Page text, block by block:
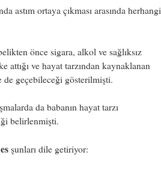
astım ortaya çıkması arasında herhangi
önce sigara, alkol ve sağlıksız
attığı ve hayat tarzından kaynaklanan
geçebileceği gösterilmişti.
da babanın hayat tarzı
belirlenmişti.
şunları dile getiriyor: